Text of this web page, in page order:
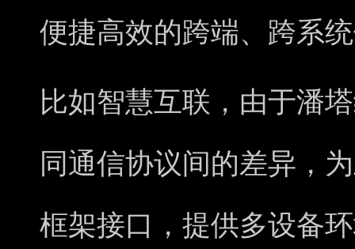
便捷高效的跨端、跨系
比如智慧互联，由于潘
同通信协议间的差异，
框架接口，提供多设备